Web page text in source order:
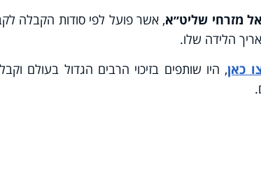
מזרחי שליט״א, אשר פועל לפי סודות הקבלה
הלידה שלו.
כאן, היו שותפים בזיכוי הרבים הגדול בעולם